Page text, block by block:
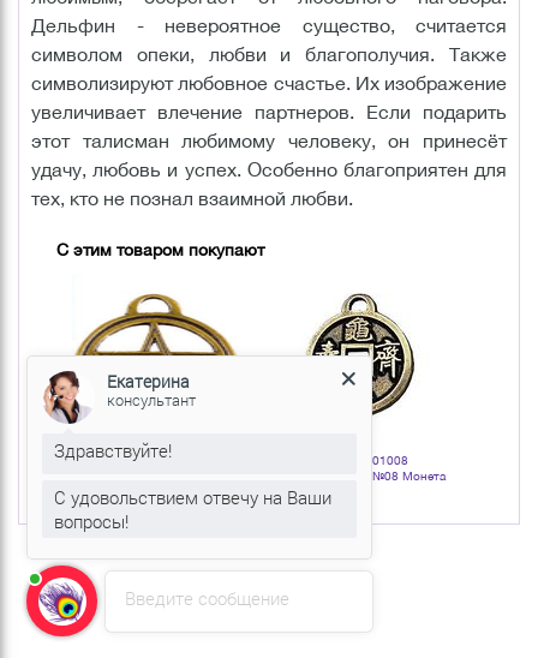
Дельфин - невероятное существо, считается
символом опеки, любви и благополучия. Также
символизируют любовное счастье. Их изображение
увеличивает влечение партнеров. Если подарить
этот талисман любимому человеку, он принесёт
удачу, любовь и успех. Особенно благоприятен для
тех, кто не познал взаимной любви.
С этим товаром покупают
Артикул: 401001
Артикул: 401008
Амулет The Cult! №08 Монета
Введите сообщение
Екатерина
консультант
Здравствуйте!
С удовольствием отвечу на Ваши
вопросы!